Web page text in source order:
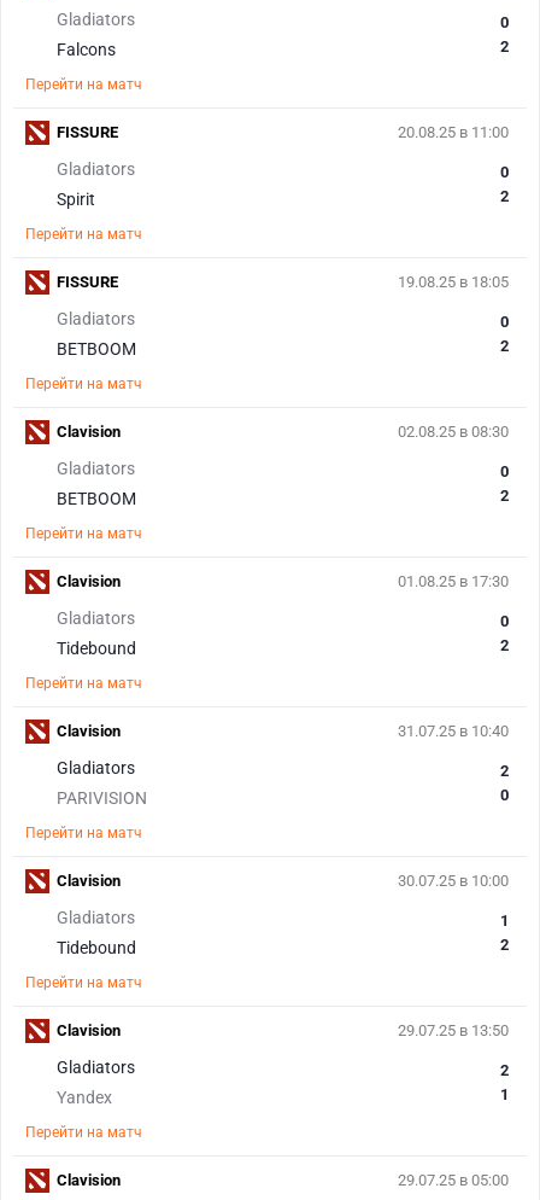
Gladiators
Falcons
0
2
Перейти на матч
20.08.25 в 11:00
Gladiators
Spirit
0
2
Перейти на матч
FISSURE
19.08.25 в 18:05
Gladiators
BETBOOM
0
2
Перейти на матч
FISSURE
02.08.25 в 08:30
Gladiators
BETBOOM
0
2
Перейти на матч
Clavision
01.08.25 в 17:30
Gladiators
Tidebound
0
2
Перейти на матч
Clavision
31.07.25 в 10:40
Gladiators
PARIVISION
2
0
Перейти на матч
Clavision
30.07.25 в 10:00
Gladiators
Tidebound
1
2
Перейти на матч
Clavision
29.07.25 в 13:50
Gladiators
Yandex
2
1
Перейти на матч
Clavision
29.07.25 в 05:00
Clavision